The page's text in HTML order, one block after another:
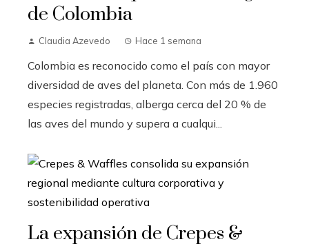
de Colombia
Claudia Azevedo Hace 1 semana
Colombia es reconocido como el país con mayor
diversidad de aves del planeta. Con más de 1.960
especies registradas, alberga cerca del 20 % de
las aves del mundo y supera a cualqui...
La expansión de Crepes &